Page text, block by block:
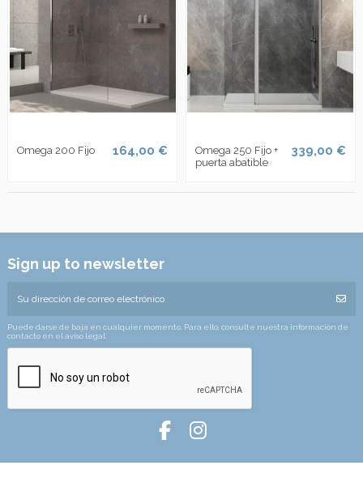
Omega 200 Fijo 164,00 €
Omega 250 Fijo +
puerta abatible
339,00 €
Sign up to newsletter
Puede darse de baja en cualquier momento. Para ello, consulte nuestra información de
contacto en el aviso legal.